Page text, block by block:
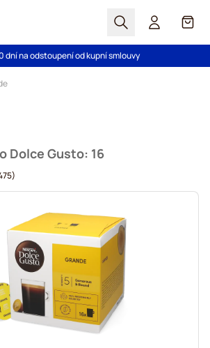
Hledat Košík
doprava nad 1000,00Kč
dní na odstoupení od kupní smlouvy
Dolce Gusto: 16